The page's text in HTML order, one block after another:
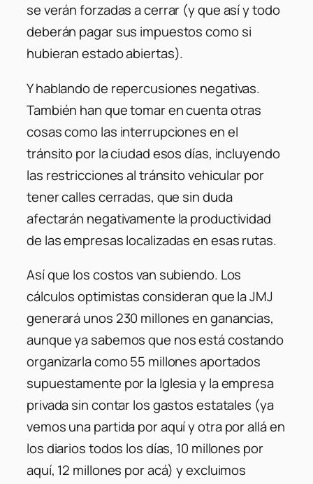
se verán forzadas a cerrar (y que así y todo
deberán pagar sus impuestos como si
hubieran estado abiertas).
Y hablando de repercusiones negativas.
También han que tomar en cuenta otras
cosas como las interrupciones en el
tránsito por la ciudad esos días, incluyendo
las restricciones al tránsito vehicular por
tener calles cerradas, que sin duda
afectarán negativamente la productividad
de las empresas localizadas en esas rutas.
Así que los costos van subiendo. Los
cálculos optimistas consideran que la JMJ
generará unos 230 millones en ganancias,
aunque ya sabemos que nos está costando
organizarla como 55 millones aportados
supuestamente por la Iglesia y la empresa
privada sin contar los gastos estatales (ya
vemos una partida por aquí y otra por allá en
los diarios todos los días, 10 millones por
aquí, 12 millones por acá) y excluimos